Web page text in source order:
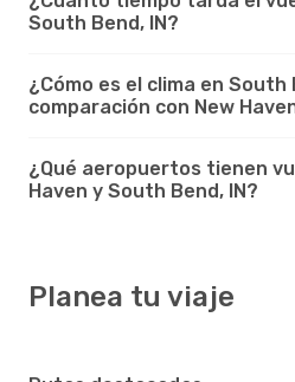
South Bend, IN?
¿Cómo es el clima en South
comparación con New
¿Qué aeropuertos tienen
Haven y South Bend, IN?
Planea tu viaje